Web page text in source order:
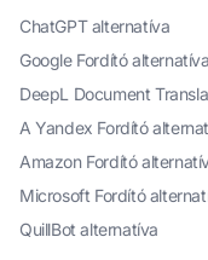
ChatGPT alternatíva
Google Fordító alternatíva
DeepL Document
A Yandex Fordító
Amazon Fordító
Microsoft Fordító
QuillBot alternatíva